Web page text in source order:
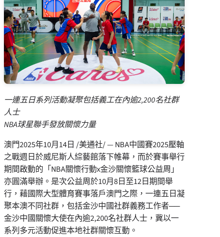
一連五日系列活動凝聚包括義工在內逾2,200名社群
人士
NBA球星聯手發放關懷力量
澳門2025年10月14日 /美通社/ — NBA中國賽2025壓軸
之戰週日於威尼斯人綜藝館落下帷幕，而於賽事舉行
期間啟動的「NBA關懷行動x金沙關懷籃球公益周」
亦圓滿舉辦。是次公益周於10月8日至12日期間舉
行，藉國際大型體育賽事落戶澳門之際，一連五日凝
聚本澳不同社群，包括金沙中國社群義務工作者──
金沙中國關懷大使在內逾2,200名社群人士，冀以一
系列多元活動促進本地社群關懷互動。